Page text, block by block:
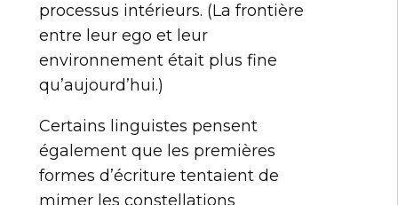
processus intérieurs. (La frontière
entre leur ego et leur
environnement était plus fine
qu’aujourd’hui.)
Certains linguistes pensent
également que les premières
formes d’écriture tentaient de
mimer les constellations